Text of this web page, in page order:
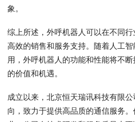
象。
综上所述，外呼机器人可以在不同
高效的销售和服务支持。随着人工
用，外呼机器人的功能和性能将不
的价值和机遇。
成立以来，北京恒天瑞讯科技有限
向，致力于提供高品质的通信服务